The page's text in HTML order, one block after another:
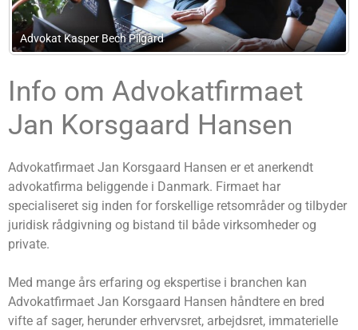
Fog’s Facit
Info om Advokatfirmaet
Jan Korsgaard Hansen
Advokatfirmaet Jan Korsgaard Hansen er et anerkendt
advokatfirma beliggende i Danmark. Firmaet har
specialiseret sig inden for forskellige retsområder og tilbyder
juridisk rådgivning og bistand til både virksomheder og
private.
Med mange års erfaring og ekspertise i branchen kan
Advokatfirmaet Jan Korsgaard Hansen håndtere en bred
vifte af sager, herunder erhvervsret, arbejdsret, immaterielle